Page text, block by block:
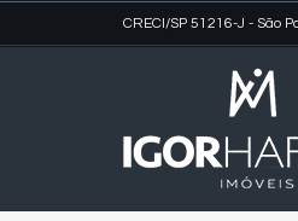
CRECI/SP 51216-J - São